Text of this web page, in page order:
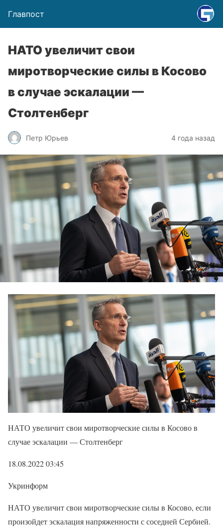
Главпост
НАТО увеличит свои
миротворческие силы в Косово
в случае эскалации —
Столтенберг
Петр Юрьев 4 года назад
НАТО увеличит свои миротворческие силы в Косово в
случае эскалации — Столтенберг
18.08.2022 03:45
Укринформ
НАТО увеличит свои миротворческие силы в Косово, если
произойдет эскалация напряженности с соседней Сербией.